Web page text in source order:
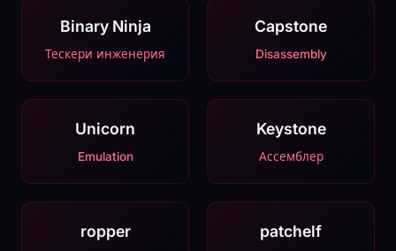
Binary Ninja
Тескери инженерия
Capstone
Disassembly
Unicorn
Emulation
Keystone
Ассемблер
ropper patchelf